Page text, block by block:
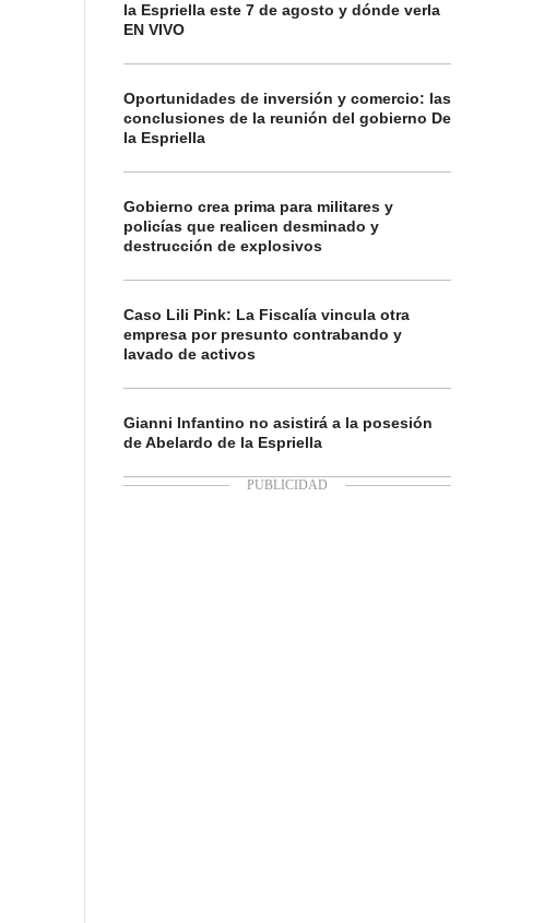
la Espriella este 7 de agosto y dónde verla
EN VIVO
Oportunidades de inversión y comercio: las
conclusiones de la reunión del gobierno De
la Espriella
Gobierno crea prima para militares y
policías que realicen desminado y
destrucción de explosivos
Caso Lili Pink: La Fiscalía vincula otra
empresa por presunto contrabando y
lavado de activos
Gianni Infantino no asistirá a la posesión
de Abelardo de la Espriella